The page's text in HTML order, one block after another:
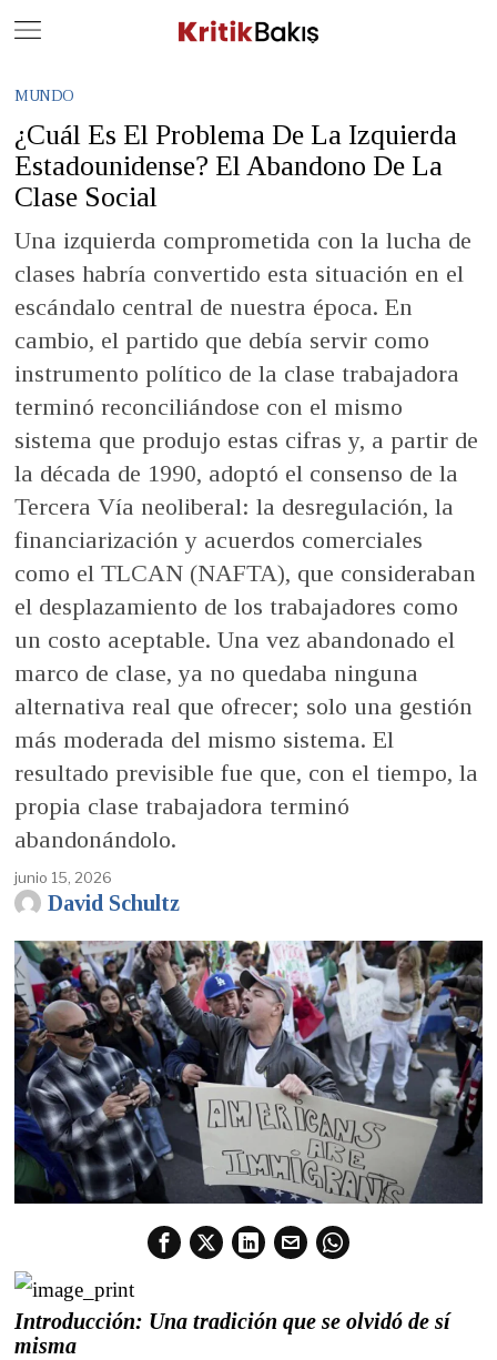
MUNDO
¿Cuál Es El Problema De La Izquierda
Estadounidense? El Abandono De La
Clase Social
Una izquierda comprometida con la lucha de
clases habría convertido esta situación en el
escándalo central de nuestra época. En
cambio, el partido que debía servir como
instrumento político de la clase trabajadora
terminó reconciliándose con el mismo
sistema que produjo estas cifras y, a partir de
la década de 1990, adoptó el consenso de la
Tercera Vía neoliberal: la desregulación, la
financiarización y acuerdos comerciales
como el TLCAN (NAFTA), que consideraban
el desplazamiento de los trabajadores como
un costo aceptable. Una vez abandonado el
marco de clase, ya no quedaba ninguna
alternativa real que ofrecer; solo una gestión
más moderada del mismo sistema. El
resultado previsible fue que, con el tiempo, la
propia clase trabajadora terminó
abandonándolo.
junio 15, 2026
David Schultz
Introducción: Una tradición que se olvidó de sí
misma